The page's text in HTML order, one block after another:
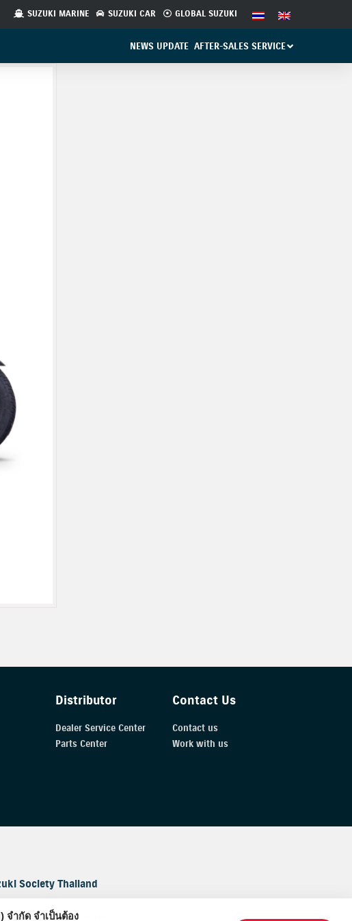
จำกัด จำเป็นต้อง
SUZUKI MARINE SUZUKI CAR GLOBAL SUZUKI
NEWS UPDATE AFTER-SALES SERVICE
Distributor
Dealer Service Center
Parts Center
Contact Us
Contact us
Work with us
Society Thailand
All rights reserved.